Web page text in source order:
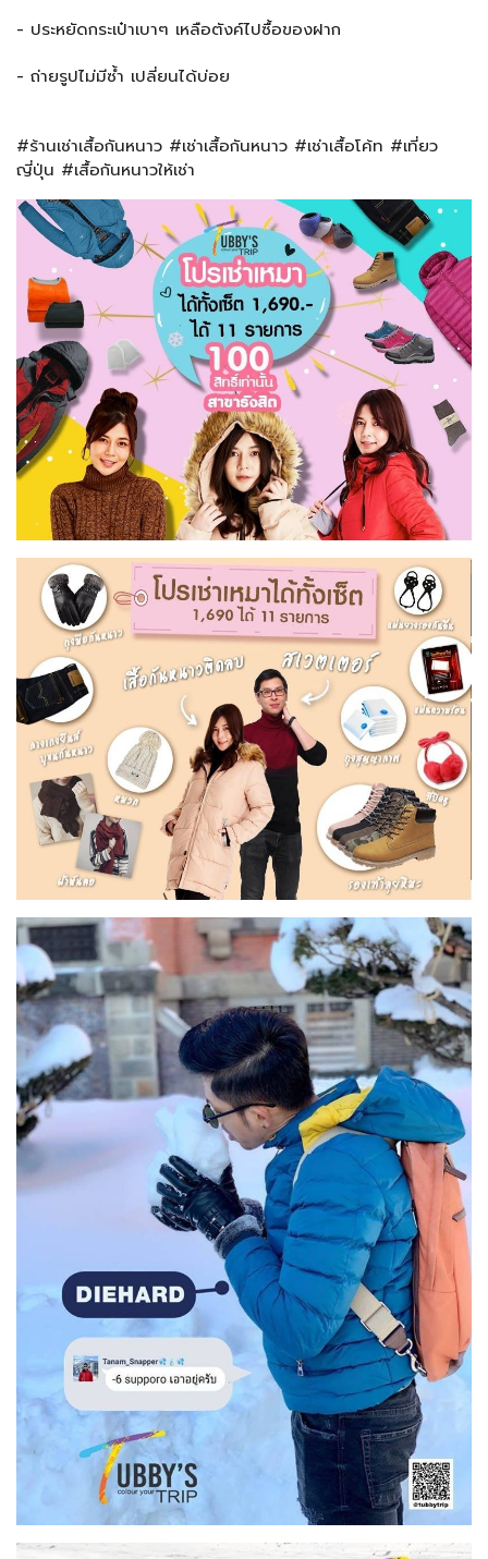
- ประหยัดกระเป๋าเบาๆ เหลือตังค์ไปซื้อของฝาก
- ถ่ายรูปไม่มีซ้ำ เปลี่ยนได้บ่อย
#ร้านเช่าเสื้อกันหนาว #เช่าเสื้อกันหนาว #เช่าเสื้อโค้ท #เที่ยว
ญี่ปุ่น #เสื้อกันหนาวให้เช่า